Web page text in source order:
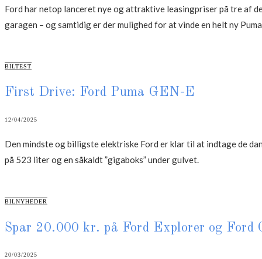
Ford har netop lanceret nye og attraktive leasingpriser på tre af
garagen – og samtidig er der mulighed for at vinde en helt ny
CATEGORIES
BILTEST
First Drive: Ford Puma GEN-E
12/04/2025
Den mindste og billigste elektriske Ford er klar til at indtage de
på 523 liter og en såkaldt ”gigaboks” under gulvet.
CATEGORIES
BILNYHEDER
Spar 20.000 kr. på Ford Explorer og Ford
20/03/2025